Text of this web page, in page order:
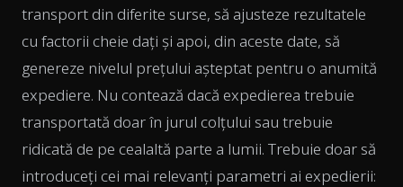
transport din diferite surse, să ajusteze rezultatele
cu factorii cheie dați și apoi, din aceste date, să
genereze nivelul prețului așteptat pentru o anumită
expediere. Nu contează dacă expedierea trebuie
transportată doar în jurul colțului sau trebuie
ridicată de pe cealaltă parte a lumii. Trebuie doar să
introduceți cei mai relevanți parametri ai expedierii: